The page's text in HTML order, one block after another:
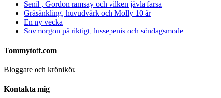
Senil , Gordon ramsay och vilken jävla farsa
Gräsänkling, huvudvärk och Molly 10 år
En ny vecka
Sovmorgon på riktigt, lussepenis och söndagsmode
Tommytott.com
Bloggare och krönikör.
Kontakta mig